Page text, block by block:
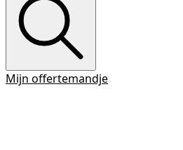
Mijn offertemandje